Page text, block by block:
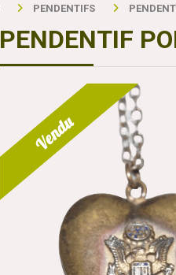
PENDENTIFS
PENDENTIF
Vendu